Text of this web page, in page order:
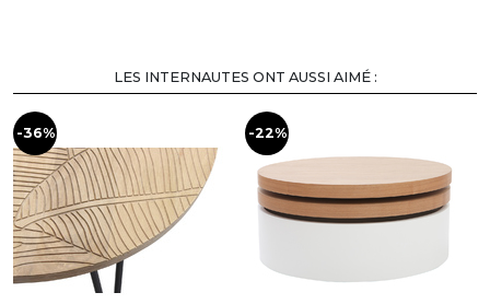
LES INTERNAUTES ONT AUSSI AIMÉ :
-36% -22%